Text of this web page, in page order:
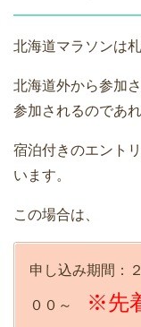
北海道マラソンは
北海道外から参加
参加されるのであれ
宿泊付きのエント
います。
この場合は、
申し込み期間：
００～ ※先